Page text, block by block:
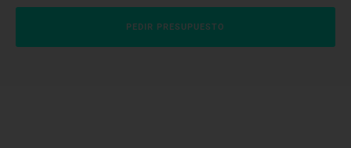
PEDIR PRESUPUESTO